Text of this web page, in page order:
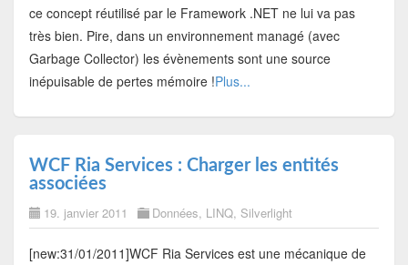
ce concept réutilisé par le Framework .NET ne lui va pas
très bien. Pire, dans un environnement managé (avec
Garbage Collector) les évènements sont une source
inépuisable de pertes mémoire !Plus...
WCF Ria Services : Charger les entités
associées
19. janvier 2011 Données, LINQ, Silverlight
[new:31/01/2011]WCF Ria Services est une mécanique de